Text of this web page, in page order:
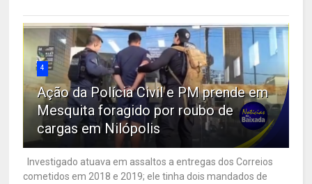
4
Ação da Polícia Civil e PM prende em
Mesquita foragido por roubo de
cargas em Nilópolis
Investigado atuava em assaltos a entregas dos Correios
cometidos em 2018 e 2019; ele tinha dois mandados de